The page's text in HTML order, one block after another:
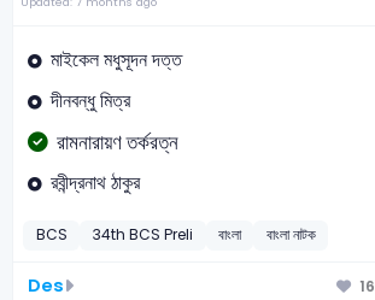
মাইকেল মধুসূদন দত্ত
দীনবন্ধু মিত্র
রামনারায়ণ তর্করত্ন
রবীন্দ্রনাথ ঠাকুর
BCS 34th BCS Preli বাংলা বাংলা নাটক
Des 16